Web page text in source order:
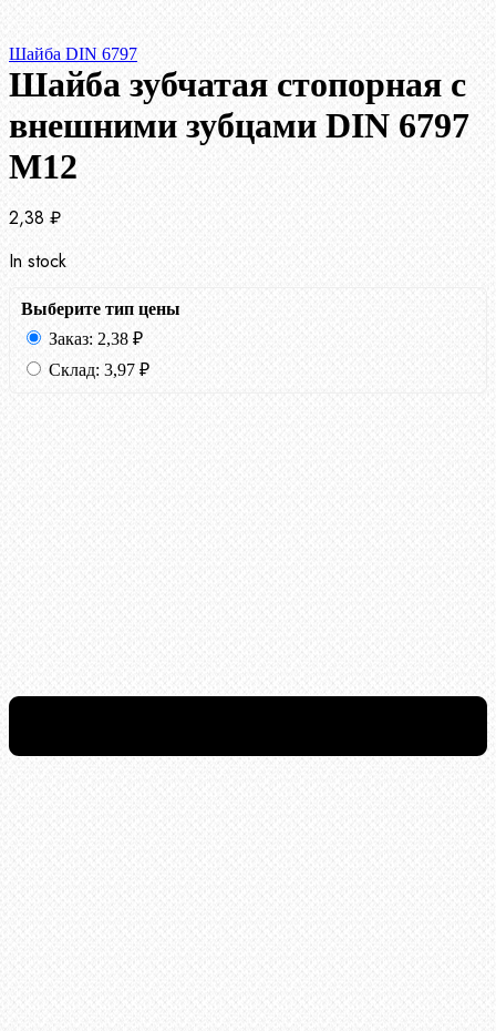
Шайба DIN 6797
Шайба зубчатая стопорная с
внешними зубцами DIN 6797
М12
2,38 ₽
In stock
Выберите тип цены
Заказ: 2,38 ₽
Склад: 3,97 ₽